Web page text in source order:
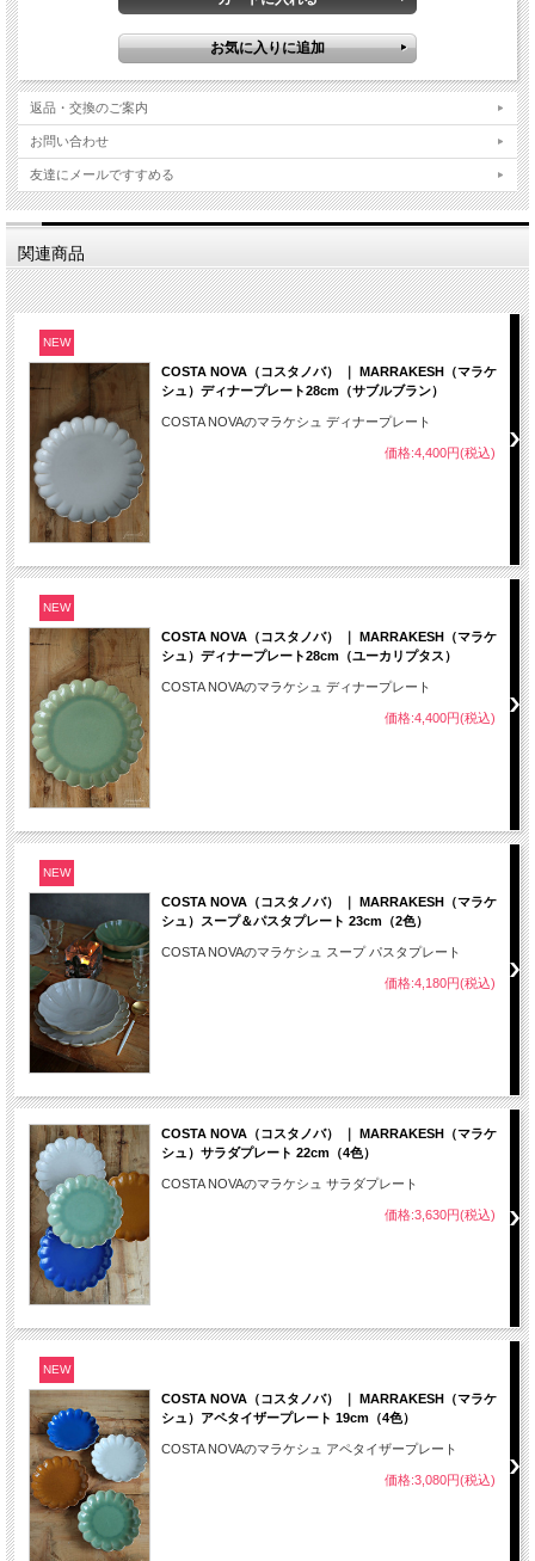
返品・交換のご案内
お問い合わせ
友達にメールですすめる
関連商品
NEW
COSTA NOVA（コスタノバ） ｜ MARRAKESH（マラケ
シュ）ディナープレート28cm（サブルブラン）
COSTA NOVAのマラケシュ ディナープレート
価格:4,400円(税込)
NEW
COSTA NOVA（コスタノバ） ｜ MARRAKESH（マラケ
シュ）ディナープレート28cm（ユーカリプタス）
COSTA NOVAのマラケシュ ディナープレート
価格:4,400円(税込)
NEW
COSTA NOVA（コスタノバ） ｜ MARRAKESH（マラケ
シュ）スープ＆パスタプレート 23cm（2色）
COSTA NOVAのマラケシュ スープ パスタプレート
価格:4,180円(税込)
COSTA NOVA（コスタノバ） ｜ MARRAKESH（マラケ
シュ）サラダプレート 22cm（4色）
COSTA NOVAのマラケシュ サラダプレート
価格:3,630円(税込)
NEW
COSTA NOVA（コスタノバ） ｜ MARRAKESH（マラケ
シュ）アペタイザープレート 19cm（4色）
COSTA NOVAのマラケシュ アペタイザープレート
価格:3,080円(税込)